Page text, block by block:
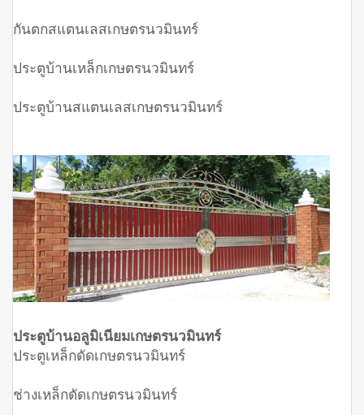
กันตกสแตนเลสเกษตรนวมินทร์
ประตูบ้านเหล็กเกษตรนวมินทร์
ประตูบ้านสแตนเลสเกษตรนวมินทร์
ประตูบ้านอลูมิเนียมเกษตรนวมินทร์
ประตูเหล็กดัดเกษตรนวมินทร์
ช่างเหล็กดัดเกษตรนวมินทร์